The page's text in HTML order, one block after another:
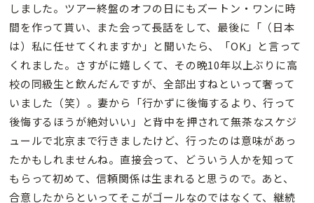
しました。ツアー終盤のオフの日にもズートン・ワンに時
間を作って貰い、また会って長話をして、最後に「（日本
は）私に任せてくれますか」と聞いたら、「OK」と言って
くれました。さすがに嬉しくて、その晩10年以上ぶりに高
校の同級生と飲んだんですが、全部出すねといって奢って
いました（笑）。妻から「行かずに後悔するより、行って
後悔するほうが絶対いい」と背中を押されて無茶なスケジ
ュールで北京まで行きましたけど、行ったのは意味があっ
たかもしれませんね。直接会って、どういう人かを知って
もらって初めて、信頼関係は生まれると思うので。あと、
合意したからといってそこがゴールなのではなくて、継続